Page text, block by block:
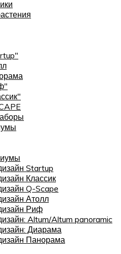
Startup
Классик
Q-Scape
Атолл
Риф
Altum/Altum panoramic
Диарама
Панорама